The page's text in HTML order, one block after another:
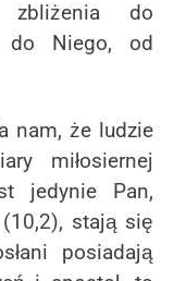
zbliżenia do
do Niego, od
że ludzie
miłosiernej
jedynie Pan,
(10,2), stają się
posiadają